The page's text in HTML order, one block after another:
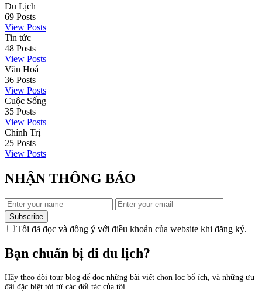
Du Lịch
69 Posts
View Posts
Tin tức
48 Posts
View Posts
Văn Hoá
36 Posts
View Posts
Cuộc Sống
35 Posts
View Posts
Chính Trị
25 Posts
View Posts
NHẬN THÔNG BÁO
Subscribe
Tôi đã đọc và đồng ý với điều khoản của website khi đăng ký.
Bạn chuẩn bị đi du lịch?
Hãy theo dõi tour blog để đọc những bài viết chọn lọc bổ ích, và những ưu
đãi đặc biệt tới từ các đối tác của tôi.